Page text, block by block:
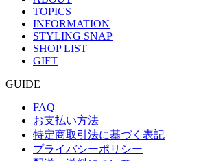
TOPICS
INFORMATION
STYLING SNAP
SHOP LIST
GIFT
GUIDE
FAQ
お支払い方法
特定商取引法に基づく表記
プライバシーポリシー